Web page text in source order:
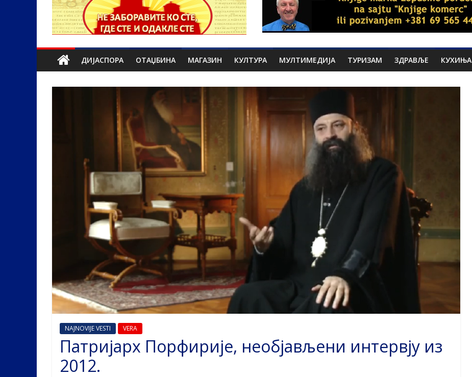
ДИЈАСПОРА ОТАЏБИНА МАГАЗИН КУЛТУРА МУЛТИМЕДИЈА ТУРИЗАМ ЗДРАВЉЕ КУХИЊА
NAJNOVIJE VESTI VERA
Патријарх Порфирије, необјављени интервју из
2012.